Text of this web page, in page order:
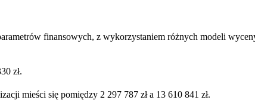
finansowych, z wykorzystaniem różnych modeli
zł.
mieści się pomiędzy 2 297 787 zł a 13 610 841 zł.